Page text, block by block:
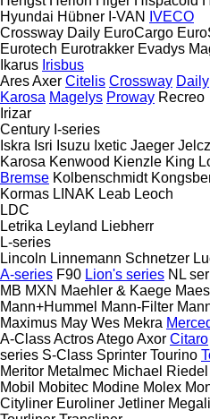
Hyundai Hübner I-VAN
IVECO
Crossway Daily EuroCargo
Eurotech Eurotrakker Evadys
Ikarus Irisbus
AresAxer Citelis Crossway Daily
Karosa Magelys Proway Recreo
Irizar
Century I-series
Iskra Isri Isuzu Ixetic Jaeger Jelcz
Karosa Kenwood Kienzle King
Bremse Kolbenschmidt
Kormas LINAK Leab Leoch
LDC
Letrika Leyland Liebherr
L-series
Lincoln Linnemann Schnetzer
A-series F90 Lion's series NL
MB MXN Maehler & Kaege
Mann+Hummel Mann-Filter
Maximus May Wes Mekra
A-ClassActrosAtegoAxor Citaro
series S-Class Sprinter Tourino
Meritor Metalmec Michael Riedel
Mobil
Mobitec Modine Molex
Cityliner Euroliner Jetliner